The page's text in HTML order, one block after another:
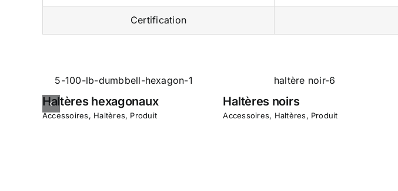
Certification
Haltères hexagonaux
Accessoires, Haltères, Produit
Haltères noirs
Accessoires, Haltères, Produit